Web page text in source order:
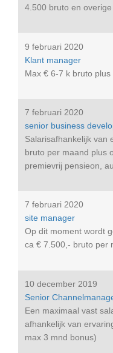
4.500 bruto en overige
9 februari 2020
Klant manager
Max € 6-7 k bruto plus
7 februari 2020
senior business
Salarisafhankelijk van
bruto per maand plus
premievrij pensieon,
7 februari 2020
site manager
Op dit moment wordt
ca € 7.500,- bruto per
10 december 2019
Senior
Een maximaal vast
afhankelijk van
max 3 mnd bonus)